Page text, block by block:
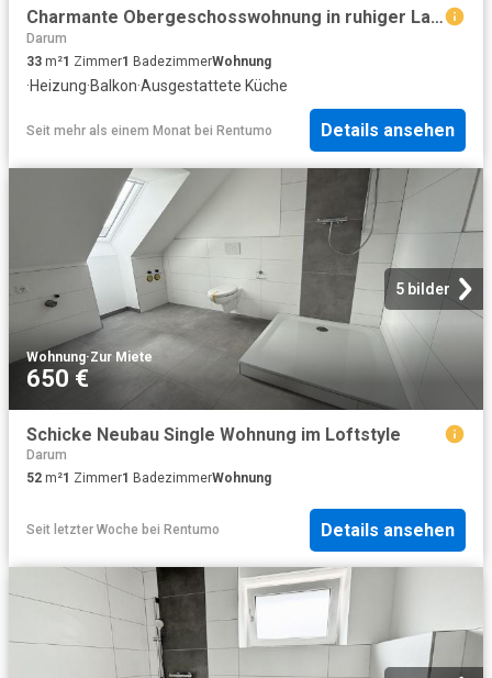
Charmante Obergeschosswohnung in ruhiger Lage mit Einbauküche
Darum
33 m²1 Zimmer1 BadezimmerWohnung
·Heizung·Balkon·Ausgestattete Küche
Seit mehr als einem Monat bei Rentumo Details ansehen
5 bilder
Wohnung·Zur Miete
650 €
Schicke Neubau Single Wohnung im Loftstyle
Darum
52 m²1 Zimmer1 BadezimmerWohnung
Seit letzter Woche bei Rentumo Details ansehen